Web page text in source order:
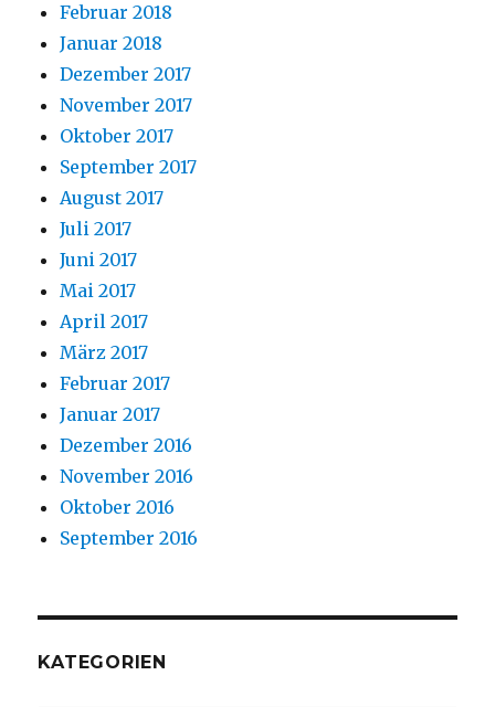
Februar 2018
Januar 2018
Dezember 2017
November 2017
Oktober 2017
September 2017
August 2017
Juli 2017
Juni 2017
Mai 2017
April 2017
März 2017
Februar 2017
Januar 2017
Dezember 2016
November 2016
Oktober 2016
September 2016
KATEGORIEN